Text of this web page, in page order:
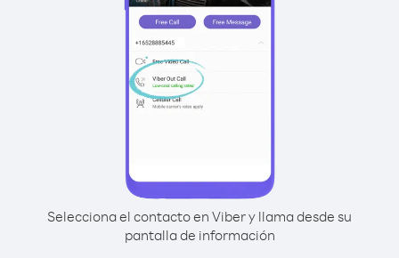
Selecciona el contacto en Viber y llama desde su
pantalla de información